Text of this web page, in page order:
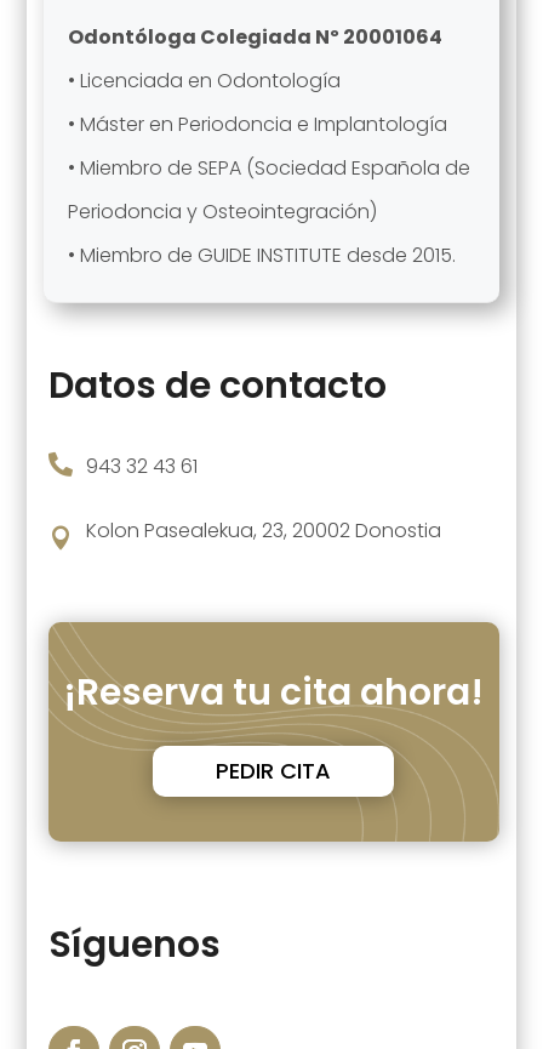
Odontóloga Colegiada Nº 20001064
• Licenciada en Odontología
• Máster en Periodoncia e Implantología
• Miembro de SEPA (Sociedad Española de
Periodoncia y Osteointegración)
• Miembro de GUIDE INSTITUTE desde 2015.
Datos de contacto
 943 32 43 61
 Kolon Pasealekua, 23, 20002 Donostia
¡Reserva tu cita ahora!
PEDIR CITA
Síguenos